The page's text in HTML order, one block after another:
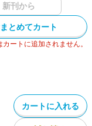
新刊から
まとめてカート
ートに追加されません。
カートに入れる